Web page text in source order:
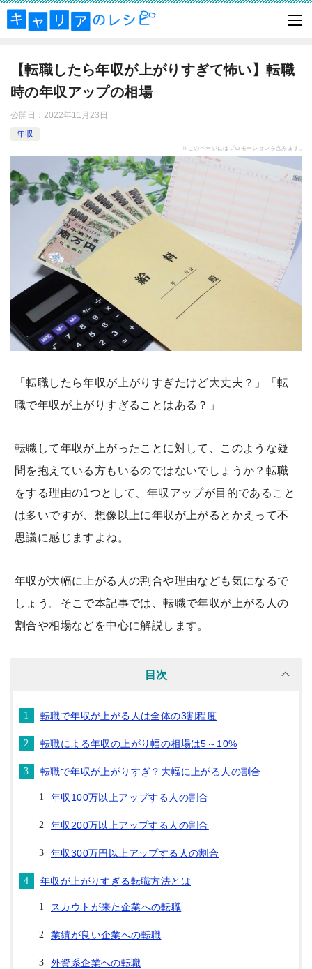
【転職したら年収が上がりすぎて怖い】転職
時の年収アップの相場
公開日： 2022年11月23日
年収
※このページにはプロモーションを含みます。
「転職したら年収が上がりすぎたけど大丈夫？」「転
職で年収が上がりすぎることはある？」
転職して年収が上がったことに対して、このような疑
問を抱えている方もいるのではないでしょうか？転職
をする理由の1つとして、年収アップが目的であること
は多いですが、想像以上に年収が上がるとかえって不
思議に感じますよね。
年収が大幅に上がる人の割合や理由なども気になるで
しょう。そこで本記事では、転職で年収が上がる人の
割合や相場などを中心に解説します。
目次
転職で年収が上がる人は全体の3割程度
転職による年収の上がり幅の相場は5～10%
転職で年収が上がりすぎ？大幅に上がる人の割合
年収100万以上アップする人の割合
年収200万以上アップする人の割合
年収300万円以上アップする人の割合
年収が上がりすぎる転職方法とは
スカウトが来た企業への転職
業績が良い企業への転職
外資系企業への転職